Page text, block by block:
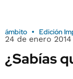
ámbito Edición
24 de enero
¿Sabías